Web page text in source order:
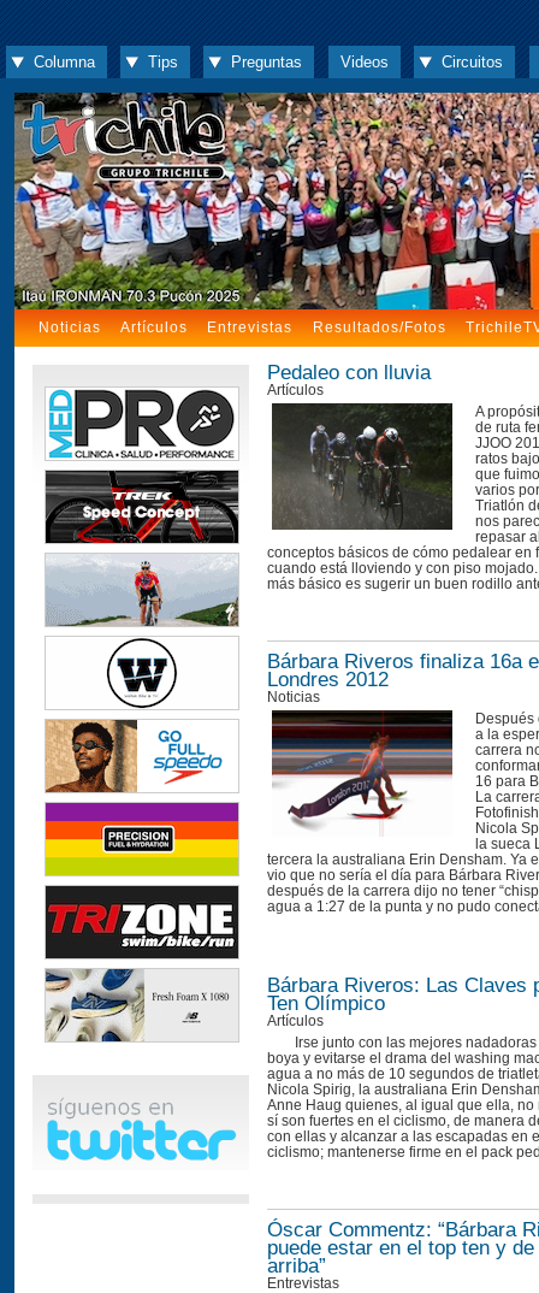
Columna Tips Preguntas Videos Circuitos
Noticias Artículos Entrevistas Resultados/Fotos
Pedaleo con lluvia
Artículos
A
de ruta
JJOO
ratos
que
varios
Triatlón
nos
repasar
conceptos básicos de cómo pedalear en
cuando está lloviendo y con piso
más básico es sugerir un buen rodillo
Bárbara Riveros finaliza 16a
Londres 2012
Noticias
Después
a la
carrera
16 para
La
Nicola
la sueca
tercera la australiana Erin Densham. Ya
vio que no sería el día para Bárbara
después de la carrera dijo no tener
agua a 1:27 de la punta y no pudo
Bárbara Riveros: Las Claves
Ten Olímpico
Artículos
Irse junto con las mejores
boya y evitarse el drama del washing
agua a no más de 10 segundos de
Nicola Spirig, la australiana Erin
Anne Haug quienes, al igual que ella,
sí son fuertes en el ciclismo, de manera
con ellas y alcanzar a las escapadas en
ciclismo; mantenerse firme en el pack
Óscar Commentz: “Bárbara
puede estar en el top ten y
arriba”
Entrevistas